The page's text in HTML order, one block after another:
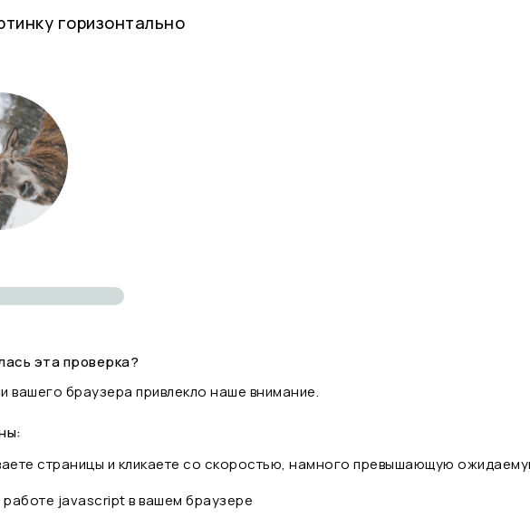
горизонтально
эта проверка?
вашего браузера привлекло наше внимание.
страницы и кликаете со скоростью, намного превышающую
javascript в вашем браузере